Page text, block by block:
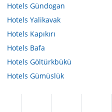
Hotels Gündogan
Hotels Yalikavak
Hotels Kapıkırı
Hotels Bafa
Hotels Göltürkbükü
Hotels Gümüslük